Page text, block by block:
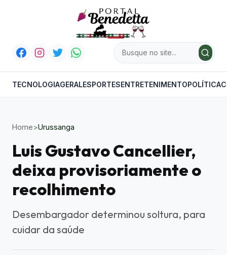
TECNOLOGIAGERALESPORTESENTRETENIMENTOPOLÍTICA
Home>Urussanga
Luis Gustavo Cancellier,
deixa provisoriamente o
recolhimento
Desembargador determinou soltura, para
cuidar da saúde